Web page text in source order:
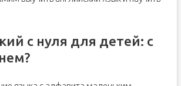
с нуля для детей: с